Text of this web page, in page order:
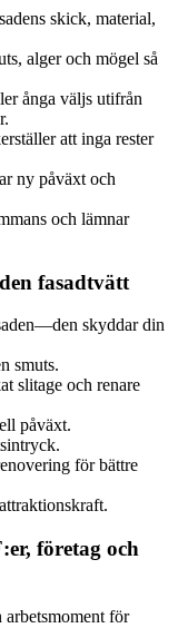
skick, material,
alger och mögel så
ånga väljs utifrån
att inga rester
ny påväxt och
och lämnar
fasadtvätt
skyddar din
smuts.
slitage och renare
påväxt.
för bättre
företag och
för